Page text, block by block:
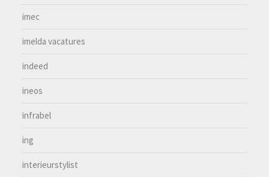
imec
imelda vacatures
indeed
ineos
infrabel
ing
interieurstylist